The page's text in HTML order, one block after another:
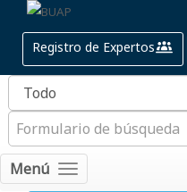
Registro de Expertos
Menú